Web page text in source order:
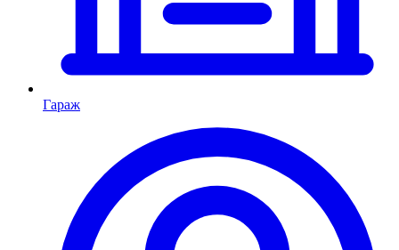
Гараж